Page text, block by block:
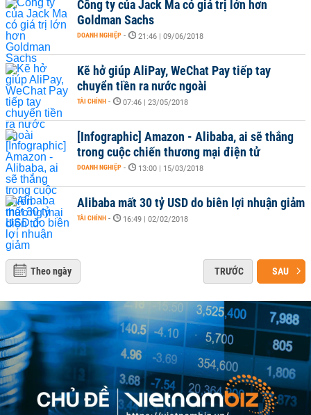
Công ty của Jack Ma có giá trị lớn hơn
Goldman Sachs
DOANH NGHIỆP - 21:46 | 09/06/2018
Kẽ hở giúp AliPay, WeChat Pay tiếp tay
chuyển tiền ra nước ngoài
TÀI CHÍNH - 07:46 | 23/05/2018
[Infographic] Amazon - Alibaba, ai sẽ thắng
trong cuộc chiến thương mại điện tử
DOANH NGHIỆP - 13:00 | 15/03/2018
Alibaba mất 30 tỷ USD do biên lợi nhuận giảm
TÀI CHÍNH - 16:49 | 02/02/2018
Theo ngày TRƯỚC SAU